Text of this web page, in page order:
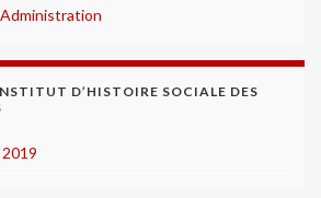
D’HISTOIRE SOCIALE DES